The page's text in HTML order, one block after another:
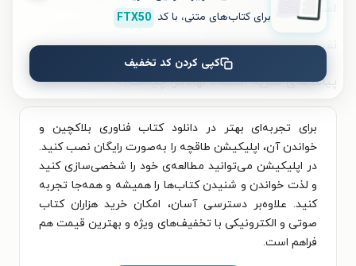
استفاده‌هایی قرار می‌گیرد؟
نقش فعلی فناوری بلاکچین در اقتصاد و جامعه چیست؟
پیامدهای نظریه اقتصاد نهادگرا چیست؟»
برای تجربه‌ای بهتر در دانلود کتاب فناوری بلاکچین و
خواندن آن، اپلیکیشن طاقچه را به‌صورت رایگان نصب کنید.
در اپلیکیشن می‌توانید مطالعه‌ی خود را شخصی‌سازی کنید
و لذت خواندن و شنیدن کتاب‌ها را همیشه و همه‌جا تجربه
کنید. علاوه‌بر دسترسی آسان، امکان خرید هزاران کتاب
صوتی و الکترونیکی با تخفیف‌های ویژه و بهترین قیمت هم
فراهم است.
برای کتاب‌های متنی، با کد FTX50
کپی کردن کد تخفیف